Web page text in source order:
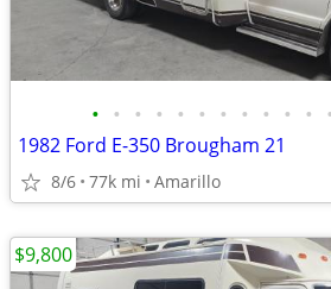
• • • • • • • • • • • •
1982 Ford E-350 Brougham 21
8/6 77k mi Amarillo
$9,800